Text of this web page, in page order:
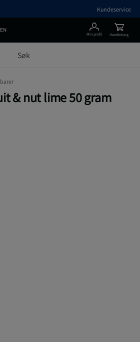
Kundeservice
Min profil Handlekorg
& nut lime 50 gram